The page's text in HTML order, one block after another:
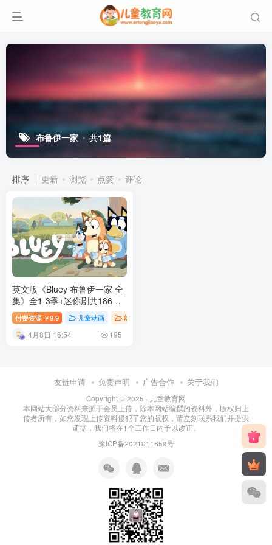
布鲁伊一家 共1篇
排序 更新 浏览 点赞 评论
英文版《Bluey 布鲁伊一家 全
集》全1-3季+迷你剧共186集
百度网盘下载
付费资源 ￥9.9 儿童动画 幼儿早教
4月8日 16:54 195
友链申请 免责声明 广告合作 关于我们
Copyright © 2025 · 儿童教育网
本网站大部分资料来源于会员上传，除本网站编撰的资料外，版权归上
传者所有，如您发现上传资料侵犯了您的版权，请立刻联系我们并提供
证据，我们将在1个工作日内予以改正。
豫ICP备2021011659号